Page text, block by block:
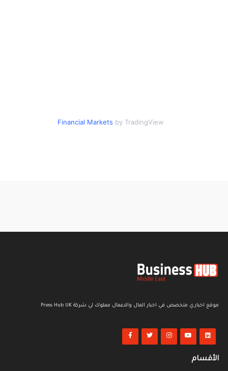
Financial Markets by TradingView
موقع اخباري متخصص في اخبار المال والاعمال مملوك لي شركة Press Hub UK
الأقسام